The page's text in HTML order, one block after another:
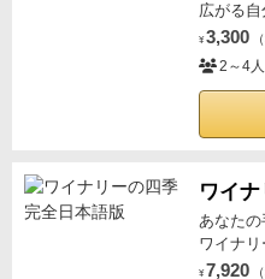
meijiとか書いてあ
ばないか（汎用性
いんだけど男性だ
大分盛り上がり方
愛いから入ってく
パズルみたいに静
ズル感あるこのゲー
使うから大変合計
広がる自
¥ 3,300
2～4人
ワイ
あなたの
ワイナ
¥ 7,920